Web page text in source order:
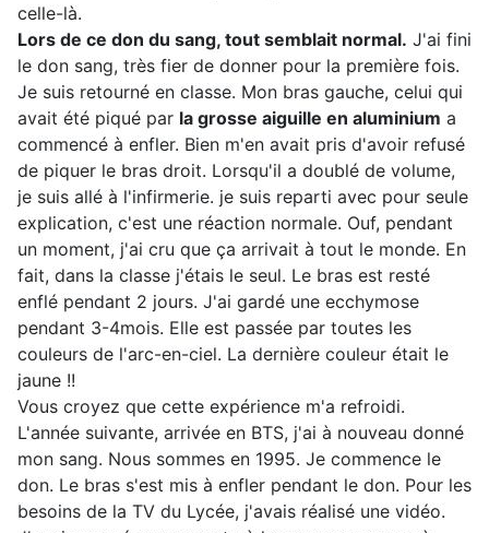
celle-là.
Lors de ce don du sang, tout semblait normal. J'ai fini
le don sang, très fier de donner pour la première fois.
Je suis retourné en classe. Mon bras gauche, celui qui
avait été piqué par la grosse aiguille en aluminium a
commencé à enfler. Bien m'en avait pris d'avoir refusé
de piquer le bras droit. Lorsqu'il a doublé de volume,
je suis allé à l'infirmerie. je suis reparti avec pour seule
explication, c'est une réaction normale. Ouf, pendant
un moment, j'ai cru que ça arrivait à tout le monde. En
fait, dans la classe j'étais le seul. Le bras est resté
enflé pendant 2 jours. J'ai gardé une ecchymose
pendant 3-4mois. Elle est passée par toutes les
couleurs de l'arc-en-ciel. La dernière couleur était le
jaune !!
Vous croyez que cette expérience m'a refroidi.
L'année suivante, arrivée en BTS, j'ai à nouveau donné
mon sang. Nous sommes en 1995. Je commence le
don. Le bras s'est mis à enfler pendant le don. Pour les
besoins de la TV du Lycée, j'avais réalisé une vidéo.